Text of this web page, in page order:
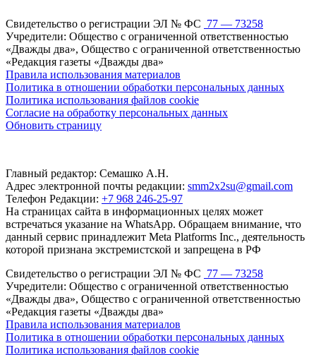
Свидетельство о регистрации ЭЛ № ФС 77 — 73258
Учредители: Общество с ограниченной ответственностью
«Дважды два», Общество с ограниченной ответственностью
«Редакция газеты «Дважды два»
Правила использования материалов
Политика в отношении обработки персональных данных
Политика использования файлов cookie
Согласие на обработку персональных данных
Обновить страницу
Главный редактор: Семашко А.Н.
Адрес электронной почты редакции: smm2x2su@gmail.com
Телефон Редакции: +7 968 246-25-97
На страницах сайта в информационных целях может
встречаться указание на WhatsApp. Обращаем внимание, что
данный сервис принадлежит Meta Platforms Inc., деятельность
которой признана экстремистской и запрещена в РФ
Свидетельство о регистрации ЭЛ № ФС 77 — 73258
Учредители: Общество с ограниченной ответственностью
«Дважды два», Общество с ограниченной ответственностью
«Редакция газеты «Дважды два»
Правила использования материалов
Политика в отношении обработки персональных данных
Политика использования файлов cookie